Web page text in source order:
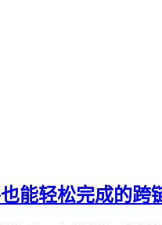
能轻松完成的跨